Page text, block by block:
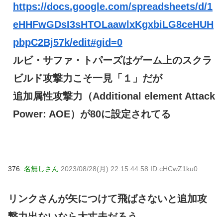
https://docs.google.com/spreadsheets/d/1
eHHFwGDsI3sHTOLaawlxKgxbiLG8ceHUH
pbpC2Bj57k/edit#gid=0
ルビ・サファ・トパーズはゲーム上のスクラ
ビルド攻撃力こそ一見「１」だが
追加属性攻撃力（Additional element Attack
Power: AOE）が80に設定されてる
376: 名無しさん 2023/08/28(月) 22:15:44.58 ID:cHCwZ1ku0
リンクさんが矢につけて飛ばさないと追加攻